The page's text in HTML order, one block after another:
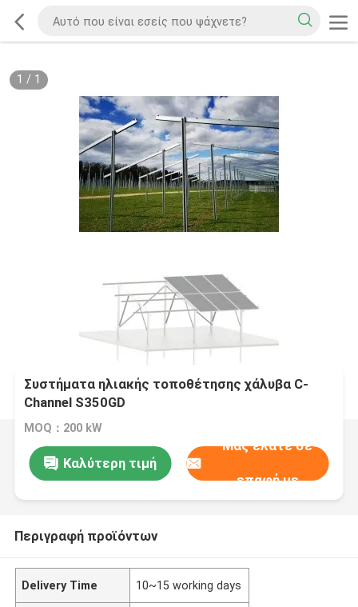
1 / 1
Συστήματα ηλιακής τοποθέτησης χάλυβα C-
Channel S350GD
MOQ：200 kW
Καλύτερη τιμή
Μας ελάτε σε
επαφή με
Περιγραφή προϊόντων
Delivery Time 10~15 working days